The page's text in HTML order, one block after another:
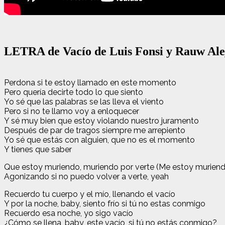
LETRA de Vacío de Luis Fonsi y Rauw
Perdona si te estoy llamado en este momento
Pero quería decirte todo lo que siento
Yo sé que las palabras se las lleva el viento
Pero si no te llamo voy a enloquecer
Y sé muy bien que estoy violando nuestro juramento
Después de par de tragos siempre me arrepiento
Yo sé que estás con alguien, que no es el momеnto
Y tienes que sabеr
Que estoy muriendo, muriendo por verte (Me estoy
Agonizando si no puedo volver a verte, yeah
Recuerdo tu cuerpo y el mío, llenando el vacío
Y por la noche, baby, siento frío si tú no estas conmigo
Recuerdo esa noche, yo sigo vacío
¿Cómo se llena, baby, este vacío, si tú no estás conmigo?